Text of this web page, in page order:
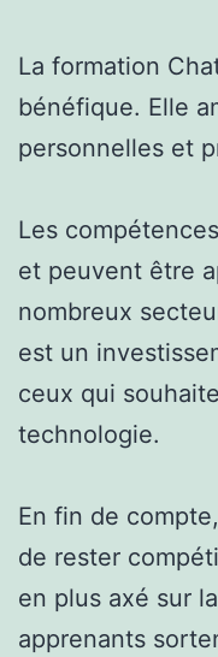
La formation
bénéfique. Elle
personnelles et
Les
et peuvent être
nombreux
est un
ceux qui
technologie.
En fin de
de rester
en plus axé sur
apprenants